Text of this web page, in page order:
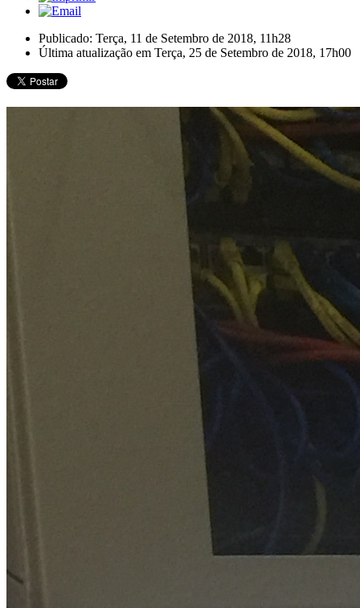
Publicado: Terça, 11 de Setembro de 2018, 11h28
Última atualização em Terça, 25 de Setembro de 2018, 17h00